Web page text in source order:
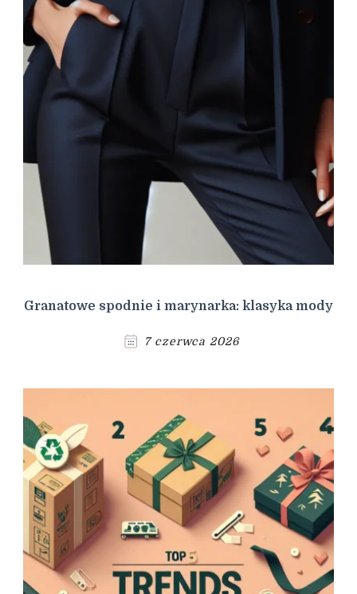
Granatowe spodnie i marynarka: klasyka mody
7 czerwca 2026